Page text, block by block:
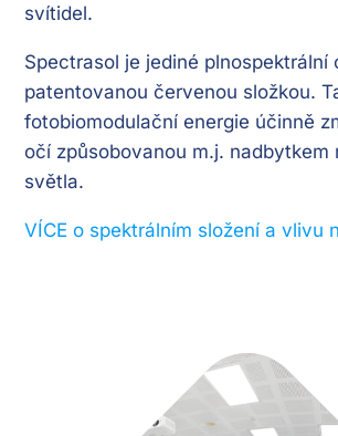
svítidel.
Spectrasol je jediné plnospektrální
patentovanou červenou složkou.
fotobiomodulační energie účinně
očí způsobovanou m.j. nadbytkem
světla.
VÍCE o spektrálním složení a vlivu